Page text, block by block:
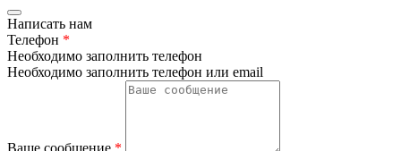
Написать нам
Телефон *
Необходимо заполнить телефон
Необходимо заполнить телефон или email
Ваше сообщение *